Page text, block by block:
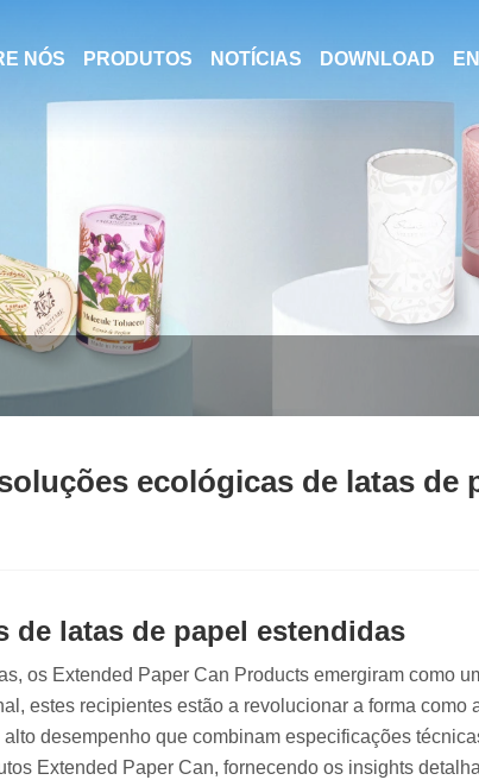
NÓS PRODUTOS NOTÍCIAS DOWNLOAD
ecológicas de latas de
latas de papel estendidas
os Extended Paper Can Products emergiram como
estes recipientes estão a revolucionar a forma como
desempenho que combinam especificações
Extended Paper Can, fornecendo os insights